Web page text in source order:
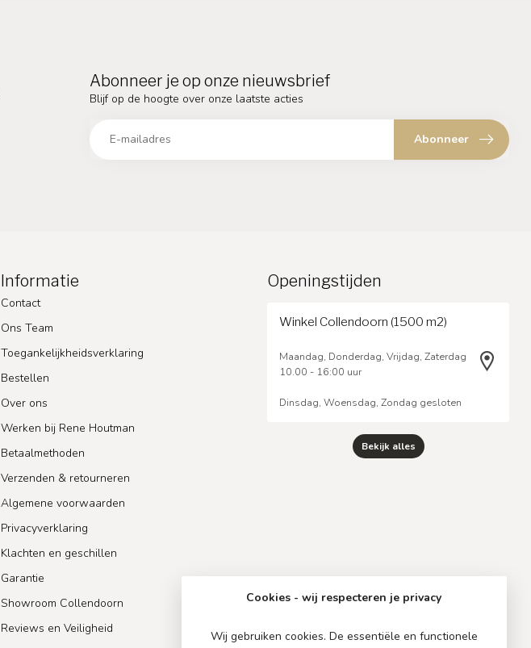
Abonneer je op onze nieuwsbrief
Blijf op de hoogte over onze laatste acties
Abonneer
Informatie
Contact
Ons Team
Toegankelijkheidsverklaring
Bestellen
Over ons
Werken bij Rene Houtman
Betaalmethoden
Verzenden & retourneren
Algemene voorwaarden
Privacyverklaring
Klachten en geschillen
Garantie
Showroom Collendoorn
Reviews en Veiligheid
Openingstijden
Winkel Collendoorn (1500 m2)
Maandag, Donderdag, Vrijdag, Zaterdag
10.00 - 16:00 uur
Dinsdag, Woensdag, Zondag gesloten
Bekijk alles
Cookies - wij respecteren je privacy
Wij gebruiken cookies. De essentiële en functionele